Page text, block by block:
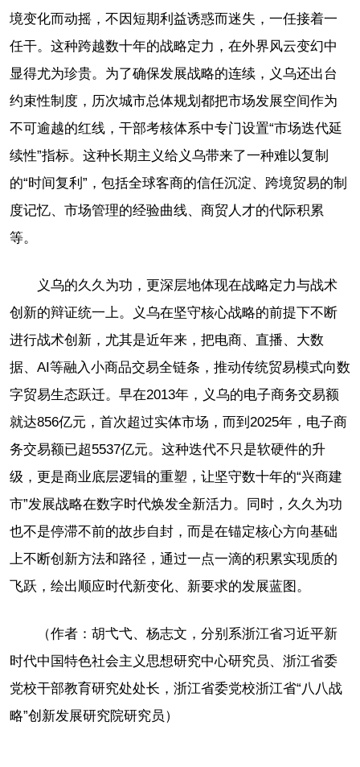
境变化而动摇，不因短期利益诱惑而迷失，一任接着一
任干。这种跨越数十年的战略定力，在外界风云变幻中
显得尤为珍贵。为了确保发展战略的连续，义乌还出台
约束性制度，历次城市总体规划都把市场发展空间作为
不可逾越的红线，干部考核体系中专门设置“市场迭代延
续性”指标。这种长期主义给义乌带来了一种难以复制
的“时间复利”，包括全球客商的信任沉淀、跨境贸易的制
度记忆、市场管理的经验曲线、商贸人才的代际积累
等。
义乌的久久为功，更深层地体现在战略定力与战术
创新的辩证统一上。义乌在坚守核心战略的前提下不断
进行战术创新，尤其是近年来，把电商、直播、大数
据、AI等融入小商品交易全链条，推动传统贸易模式向数
字贸易生态跃迁。早在2013年，义乌的电子商务交易额
就达856亿元，首次超过实体市场，而到2025年，电子商
务交易额已超5537亿元。这种迭代不只是软硬件的升
级，更是商业底层逻辑的重塑，让坚守数十年的“兴商建
市”发展战略在数字时代焕发全新活力。同时，久久为功
也不是停滞不前的故步自封，而是在锚定核心方向基础
上不断创新方法和路径，通过一点一滴的积累实现质的
飞跃，绘出顺应时代新变化、新要求的发展蓝图。
（作者：胡弋弋、杨志文，分别系浙江省习近平新
时代中国特色社会主义思想研究中心研究员、浙江省委
党校干部教育研究处处长，浙江省委党校浙江省“八八战
略”创新发展研究院研究员）